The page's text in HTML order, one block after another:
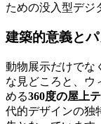
ための没入型デジ
建築的意義と
動物展示だけでな
な見どころと、ウ
める360度の屋上
代的デザインの独